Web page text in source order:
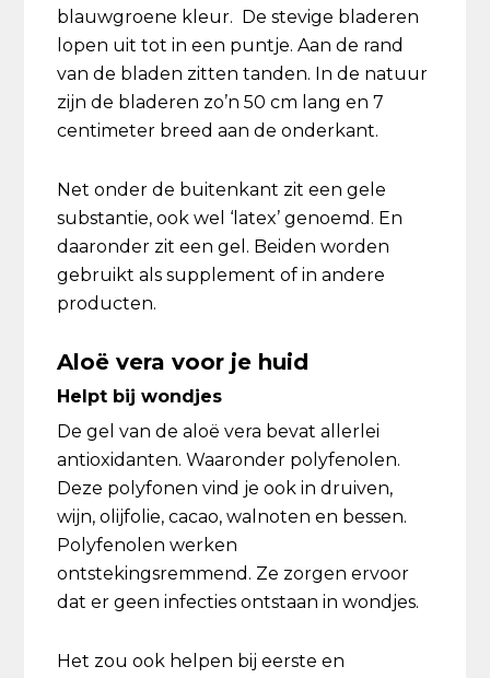
blauwgroene kleur. De stevige bladeren
lopen uit tot in een puntje. Aan de rand
van de bladen zitten tanden. In de natuur
zijn de bladeren zo’n 50 cm lang en 7
centimeter breed aan de onderkant.
Net onder de buitenkant zit een gele
substantie, ook wel ‘latex’ genoemd. En
daaronder zit een gel. Beiden worden
gebruikt als supplement of in andere
producten.
Aloë vera voor je huid
Helpt bij wondjes
De gel van de aloë vera bevat allerlei
antioxidanten. Waaronder polyfenolen.
Deze polyfonen vind je ook in druiven,
wijn, olijfolie, cacao, walnoten en bessen.
Polyfenolen werken
ontstekingsremmend. Ze zorgen ervoor
dat er geen infecties ontstaan in wondjes.
Het zou ook helpen bij eerste en